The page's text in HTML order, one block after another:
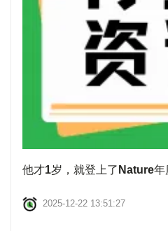
他才1岁，就登上了Nature年
2025-12-22 13:51:27